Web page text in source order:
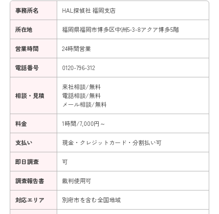
事務所名 HAL探偵社 福岡支店
所在地 福岡県福岡市博多区中洲5-3-8アクア博多5階
営業時間 24時間営業
電話番号 0120-796-312
相談・見積
来社相談/無料
電話相談/無料
メール相談/無料
料金 1時間/7,000円～
支払い 現金・クレジットカード・分割払い可
即日調査 可
調査報告書 裁判使用可
対応エリア 別府市を含む全国地域